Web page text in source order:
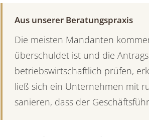
Aus unserer Beratungspraxis
Die meisten Mandanten
überschuldet ist und die
betriebswirtschaftlich prüfen,
ließ sich ein Unternehmen mit
sanieren, dass der